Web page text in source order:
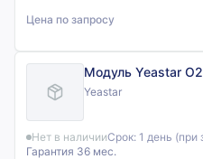
Цена по запросу
Модуль
Yeastar
Нет в наличииСрок: 1 день (при
Гарантия 36 мес.